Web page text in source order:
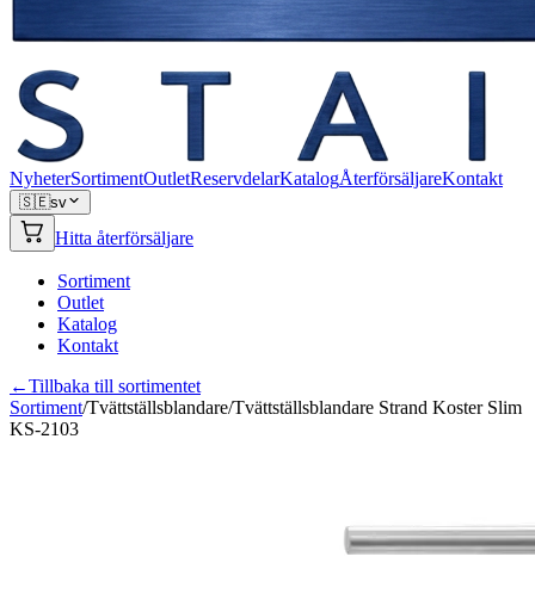
NyheterSortimentOutletReservdelarKatalogÅterförsäljareKontakt
🇸🇪sv
Hitta återförsäljare
Sortiment
Outlet
Katalog
Kontakt
←Tillbaka till sortimentet
Sortiment/Tvättställsblandare/Tvättställsblandare Strand Koster Slim
KS-2103